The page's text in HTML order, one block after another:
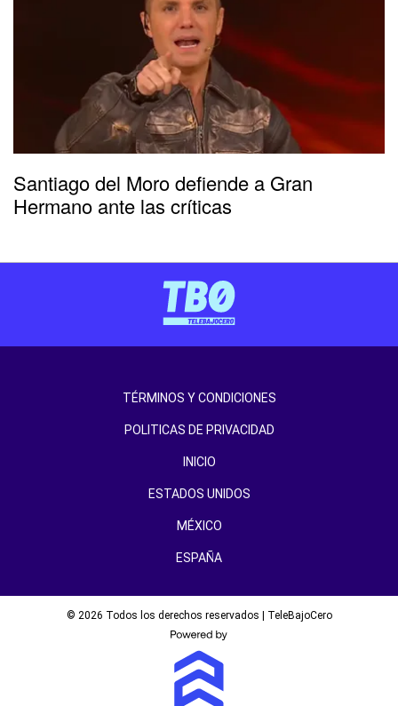
Santiago del Moro defiende a Gran
Hermano ante las críticas
TÉRMINOS Y CONDICIONES
POLITICAS DE PRIVACIDAD
INICIO
ESTADOS UNIDOS
MÉXICO
ESPAÑA
© 2026 Todos los derechos reservados | TeleBajoCero